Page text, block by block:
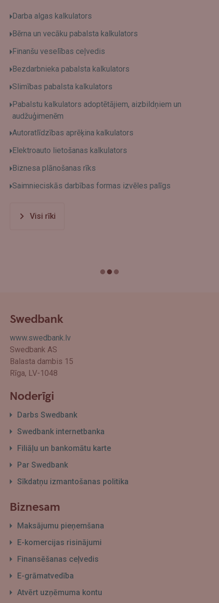
Darba algas kalkulators
Bērna un vecāku pabalsta kalkulators
Finanšu veselības ceļvedis
Bezdarbnieka pabalsta kalkulators
Slimības pabalsta kalkulators
Pabalstu kalkulators adoptētājiem, aizbildņiem un
audžuģimenēm
Autoratlīdzības aprēķina kalkulators
Elektroauto lietošanas kalkulators
Biznesa plānošanas rīks
Saimnieciskās darbības formas izvēles palīgs
Visi rīki
Swedbank
www.swedbank.lv
Swedbank AS
Balasta dambis 15
Rīga, LV-1048
Noderīgi
Darbs Swedbank
Swedbank internetbanka
Filiāļu un bankomātu karte
Par Swedbank
Sīkdatņu izmantošanas politika
Biznesam
Maksājumu pieņemšana
E-komercijas risinājumi
Finansēšanas ceļvedis
E-grāmatvedība
Atvērt uzņēmuma kontu